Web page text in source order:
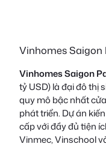
Vinhomes Saigon
Vinhomes Saigon
tỷ USD) là đại đô thị
quy mô bậc nhất
phát triển. Dự án
cấp với đầy đủ tiện
Vinmec, Vinschool